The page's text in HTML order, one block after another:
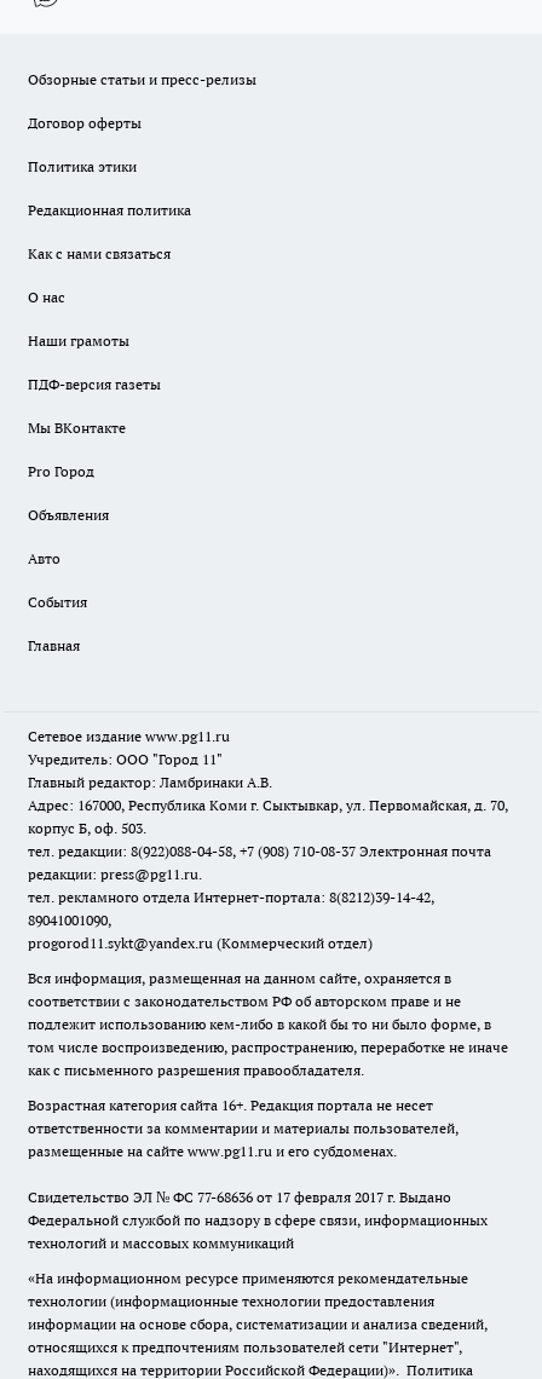
Обзорные статьи и пресс-релизы
Договор оферты
Политика этики
Редакционная политика
Как с нами связаться
О нас
Наши грамоты
ПДФ-версия газеты
Мы ВКонтакте
Pro Город
Объявления
Авто
События
Главная
Сетевое издание www.pg11.ru
Учредитель: ООО "Город 11"
Главный редактор: Ламбринаки А.В.
Адрес: 167000, Республика Коми г. Сыктывкар, ул. Первомайская, д. 70,
корпус Б, оф. 503.
тел. редакции: 8(922)088-04-58, +7 (908) 710-08-37 Электронная почта
редакции: press@pg11.ru.
тел. рекламного отдела Интернет-портала: 8(8212)39-14-42,
89041001090,
progorod11.sykt@yandex.ru (Коммерческий отдел)
Вся информация, размещенная на данном сайте, охраняется в
соответствии с законодательством РФ об авторском праве и не
подлежит использованию кем-либо в какой бы то ни было форме, в
том числе воспроизведению, распространению, переработке не иначе
как с письменного разрешения правообладателя.
Возрастная категория сайта 16+. Редакция портала не несет
ответственности за комментарии и материалы пользователей,
размещенные на сайте www.pg11.ru и его субдоменах.
Свидетельство ЭЛ № ФС 77-68636 от 17 февраля 2017 г. Выдано
Федеральной службой по надзору в сфере связи, информационных
технологий и массовых коммуникаций
«На информационном ресурсе применяются рекомендательные
технологии (информационные технологии предоставления
информации на основе сбора, систематизации и анализа сведений,
относящихся к предпочтениям пользователей сети "Интернет",
находящихся на территории Российской Федерации)». Политика